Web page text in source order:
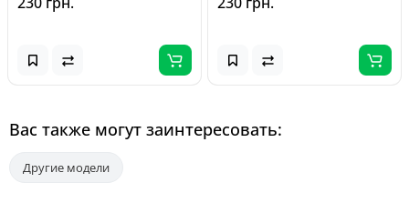
Вас также могут заинтересовать:
Другие модели